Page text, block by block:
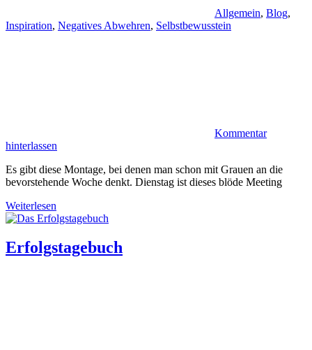
Allgemein, Blog,
Inspiration, Negatives Abwehren, Selbstbewusstein
Kommentar
hinterlassen
Es gibt diese Montage, bei denen man schon mit Grauen an die
bevorstehende Woche denkt. Dienstag ist dieses blöde Meeting
Weiterlesen
Erfolgstagebuch